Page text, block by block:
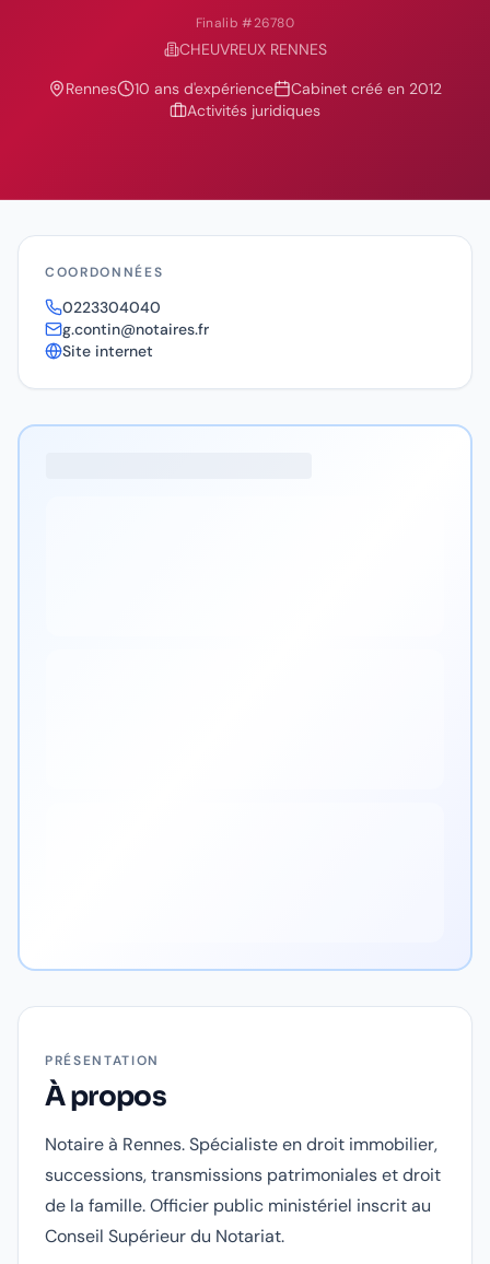
Finalib #26780
CHEUVREUX RENNES
Rennes
10 ans d'expérience Cabinet créé en 2012
Activités juridiques
PRÉSENTATION
À propos
Notaire à Rennes. Spécialiste en droit immobilier,
successions, transmissions patrimoniales et droit
de la famille. Officier public ministériel inscrit au
Conseil Supérieur du Notariat.
COORDONNÉES
0223304040
g.contin@notaires.fr
Site internet